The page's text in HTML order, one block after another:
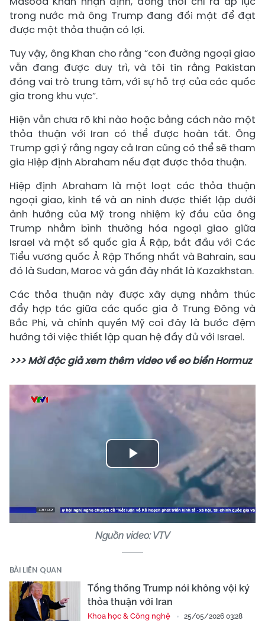
trong nước mà ông Trump đang đối mặt để đạt
được một thỏa thuận có lợi.
Tuy vậy, ông Khan cho rằng “con đường ngoại giao
vẫn đang được duy trì, và tôi tin rằng Pakistan
đóng vai trò trung tâm, với sự hỗ trợ của các quốc
gia trong khu vực”.
Hiện vẫn chưa rõ khi nào hoặc bằng cách nào một
thỏa thuận với Iran có thể được hoàn tất. Ông
Trump gợi ý rằng ngay cả Iran cũng có thể sẽ tham
gia Hiệp định Abraham nếu đạt được thỏa thuận.
Hiệp định Abraham là một loạt các thỏa thuận
ngoại giao, kinh tế và an ninh được thiết lập dưới
ảnh hưởng của Mỹ trong nhiệm kỳ đầu của ông
Trump nhằm bình thường hóa ngoại giao giữa
Israel và một số quốc gia Ả Rập, bắt đầu với Các
Tiểu vương quốc Ả Rập Thống nhất và Bahrain, sau
đó là Sudan, Maroc và gần đây nhất là Kazakhstan.
Các thỏa thuận này được xây dựng nhằm thúc
đẩy hợp tác giữa các quốc gia ở Trung Đông và
Bắc Phi, và chính quyền Mỹ coi đây là bước đệm
hướng tới việc thiết lập quan hệ đầy đủ với Israel.
>>> Mời độc giả xem thêm video về eo biển Hormuz
Play
Video
Nguồn video: VTV
BÀI LIÊN QUAN
Tổng thống Trump nói không vội ký
thỏa thuận với Iran
Khoa học & Công nghệ 25/05/2026 03:28